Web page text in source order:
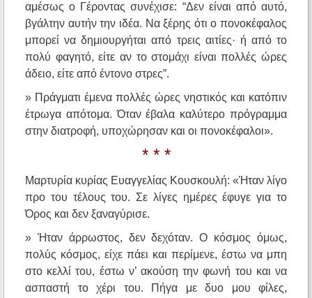
αμέσως ο Γέροντας συνέχισε: “Δεν είναι από αυτό,
βγάλτην αυτήν την ιδέα. Να ξέρης ότι ο πονοκέφαλος
μπορεί να δημιουργήται από τρεις αιτίες· ή από το
πολύ φαγητό, είτε αν το στομάχι είναι πολλές ώρες
άδειο, είτε από έντονο στρες”.
» Πράγματι έμενα πολλές ώρες νηστικός και κατόπιν
έτρωγα απότομα. Όταν έβαλα καλύτερο πρόγραμμα
στην διατροφή, υποχώρησαν και οι πονοκέφαλοι».
* * *
Μαρτυρία κυρίας Ευαγγελίας Κουσκουλή: «Ήταν λίγο
προ του τέλους του. Σε λίγες ημέρες έφυγε για το
Όρος και δεν ξαναγύρισε.
» Ήταν άρρωστος, δεν δεχόταν. Ο κόσμος όμως,
πολύς κόσμος, είχε πάει και περίμενε, έστω να μπη
στο κελλί του, έστω ν’ ακούση την φωνή του και να
ασπαστή το χέρι του. Πήγα με δυο μου φίλες,